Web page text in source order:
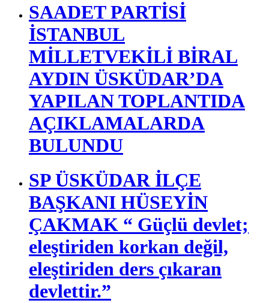
SAADET PARTİSİ
İSTANBUL
MİLLETVEKİLİ BİRAL
AYDIN ÜSKÜDAR’DA
YAPILAN TOPLANTIDA
AÇIKLAMALARDA
BULUNDU
SP ÜSKÜDAR İLÇE
BAŞKANI HÜSEYİN
ÇAKMAK “ Güçlü devlet;
eleştiriden korkan değil,
eleştiriden ders çıkaran
devlettir.”